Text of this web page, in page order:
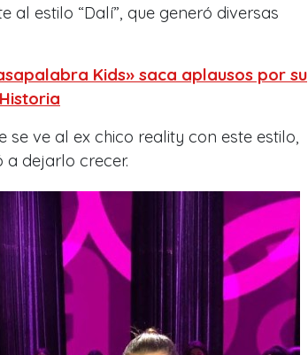
estilo “Dalí”, que generó diversas
Kids» saca aplausos por su
se ve al ex chico reality con este estilo,
a dejarlo crecer.